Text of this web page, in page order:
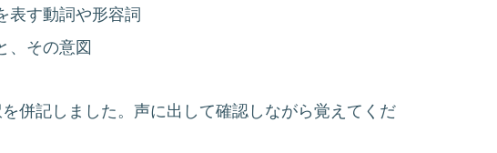
表す動詞や形容詞
、その意図
併記しました。声に出して確認しながら覚えてくだ